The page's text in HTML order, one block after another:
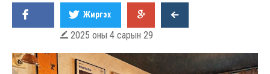
Жиргэх
 2025 оны 4 сарын 29